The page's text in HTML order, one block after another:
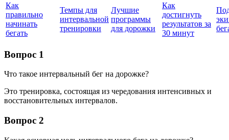
Как
правильно
начинать
бегать
Темпы для
интервальной
тренировки
Лучшие
программы
для дорожки
Как
достигнуть
результатов за
30 минут
Вопрос 1
Что такое интервальный бег на дорожке?
Это тренировка, состоящая из чередования интенсивных и
восстановительных интервалов.
Вопрос 2